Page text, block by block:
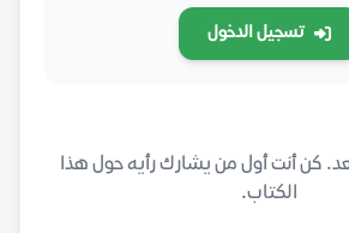
تسجيل الدخول
كن أنت أول من يشارك رأيه حول هذا
الكتاب.